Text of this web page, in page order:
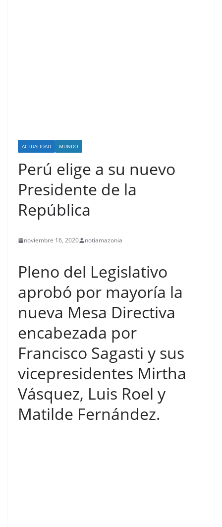
ACTUALIDAD MUNDO
Perú elige a su nuevo
Presidente de la
República
noviembre 16, 2020 notiamazonia
Pleno del Legislativo
aprobó por mayoría la
nueva Mesa Directiva
encabezada por
Francisco Sagasti y sus
vicepresidentes Mirtha
Vásquez, Luis Roel y
Matilde Fernández.